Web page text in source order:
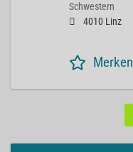
Schwestern
4010 Linz
Merken